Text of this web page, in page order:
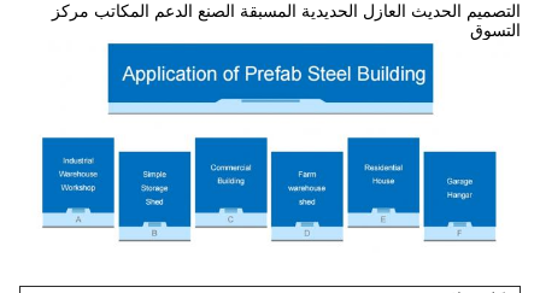
التصميم الحديث العازل الحديدية المسبقة الصنع الدعم المكاتب مركز
التسوق